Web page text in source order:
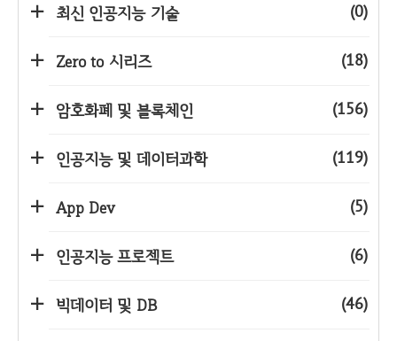
최신 인공지능 기술 (0)
Zero to 시리즈 (18)
암호화폐 및 블록체인 (156)
인공지능 및 데이터과학 (119)
App Dev (5)
인공지능 프로젝트 (6)
빅데이터 및 DB (46)